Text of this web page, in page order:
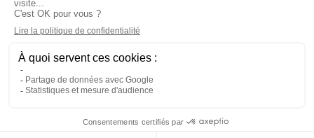
Informations
Climservice
Informations